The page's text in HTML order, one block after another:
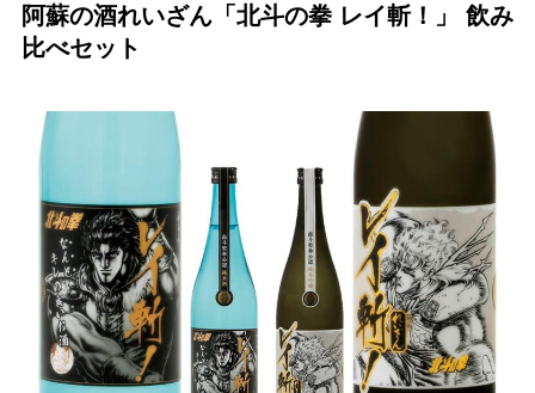
阿蘇の酒れいざん「北斗の拳 レイ斬！」 飲み
比べセット